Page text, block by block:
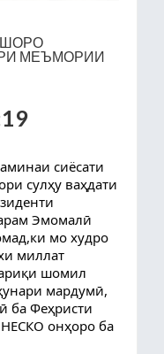
МЕЪМОРИИ
сиёсати
сулҳу ваҳдати
Эмомалӣ
мо худро
миллат
шомил
мардумӣ,
ба Феҳристи
онҳоро ба